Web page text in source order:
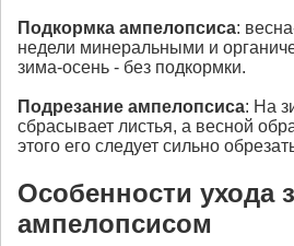
Подкормка ампелопсиса:
недели минеральными и
зима-осень - без подкормки.
Подрезание ампелопсиса: На
сбрасывает листья, а весной
этого его следует сильно
Особенности ухода
ампелопсисом